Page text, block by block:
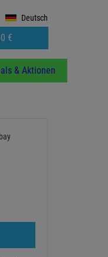
Deutsch
€
& Aktionen